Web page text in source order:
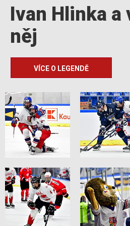
Ivan Hlinka
něj
VÍCE O LEGENDĚ